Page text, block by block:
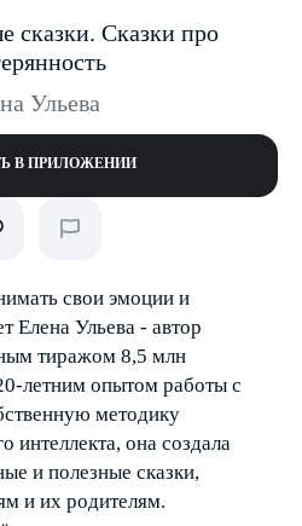
сказки. Сказки про
Ульева
В ПРИЛОЖЕНИИ
свои эмоции и
Елена Ульева - автор
тиражом 8,5 млн
летним опытом работы с
методику
интеллекта, она создала
и полезные сказки,
и их родителям.